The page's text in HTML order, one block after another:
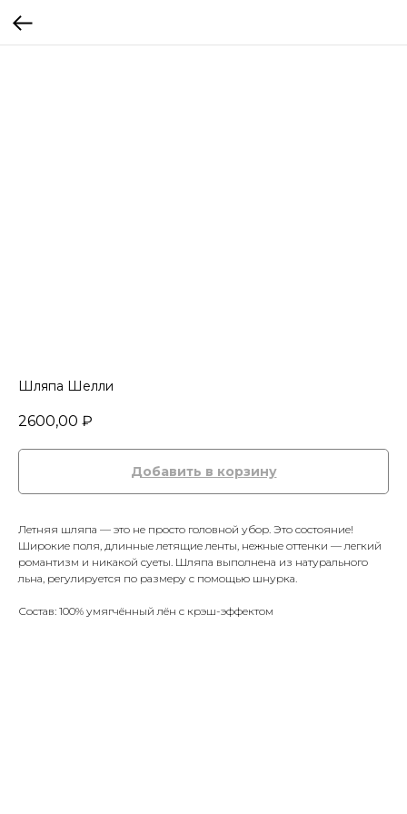
Шляпа Шелли
2600,00 ₽
Добавить в корзину
Летняя шляпа — это не просто головной убор. Это состояние!
Широкие поля, длинные летящие ленты, нежные оттенки — легкий
романтизм и никакой суеты. Шляпа выполнена из натурального
льна, регулируется по размеру с помощью шнурка.
Состав: 100% умягчённый лён с крэш-эффектом